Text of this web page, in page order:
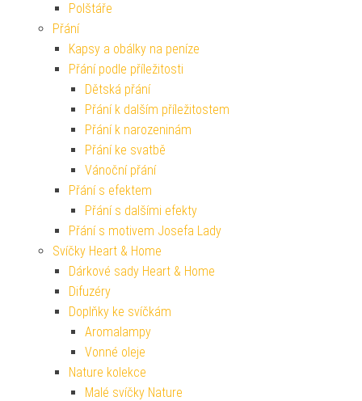
Polštáře
Přání
Kapsy a obálky na peníze
Přání podle příležitosti
Dětská přání
Přání k dalším příležitostem
Přání k narozeninám
Přání ke svatbě
Vánoční přání
Přání s efektem
Přání s dalšími efekty
Přání s motivem Josefa Lady
Svíčky Heart & Home
Dárkové sady Heart & Home
Difuzéry
Doplňky ke svíčkám
Aromalampy
Vonné oleje
Nature kolekce
Malé svíčky Nature